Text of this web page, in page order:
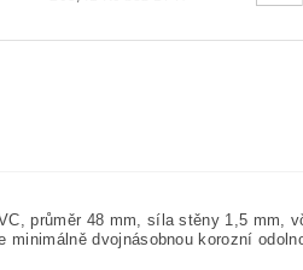
průměr 48 mm, síla stěny 1,5 mm,
dvojnásobnou korozní